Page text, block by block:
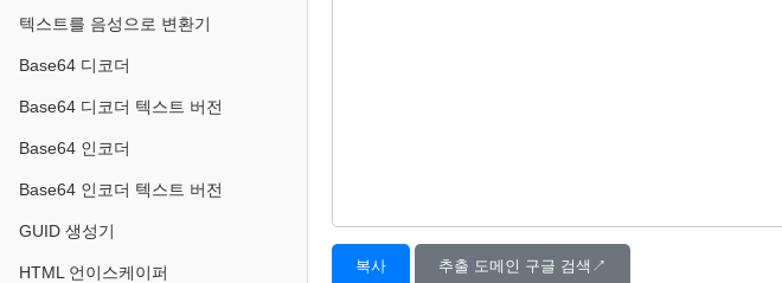
텍스트를 음성으로 변환기
Base64 디코더
Base64 디코더 텍스트 버전
Base64 인코더
Base64 인코더 텍스트 버전
GUID 생성기
HTML 언이스케이퍼 복사 추출 도메인 구글 검색↗︎